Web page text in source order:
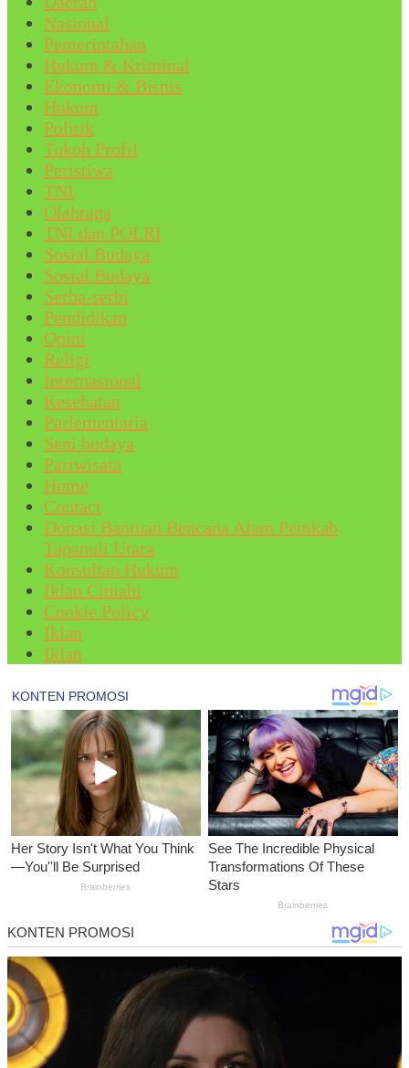
Nasional
Pemerintahan
Hukum & Kriminal
Ekonomi & Bisnis
Hukum
Politik
Tokoh Profil
Peristiwa
TNI
Olahraga
TNI dan POLRI
Sosial Budaya
Sosial Budaya
Serba-serbi
Pendidikan
Opini
Religi
Internasional
Kesehatan
Parlementaria
Seni budaya
Pariwisata
Home
Contact
Donasi Bantuan Bencana Alam Pemkab
Tapanuli Utara
Konsultan Hukum
Iklan Cimahi
Cookie Policy
Iklan
Iklan